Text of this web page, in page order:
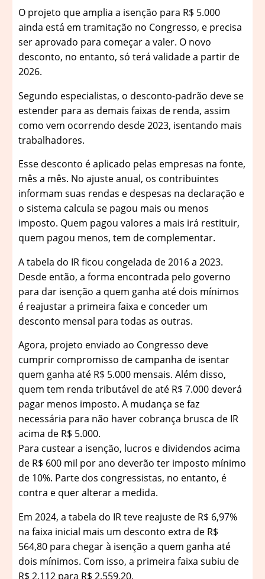
O projeto que amplia a isenção para R$ 5.000
ainda está em tramitação no Congresso, e precisa
ser aprovado para começar a valer. O novo
desconto, no entanto, só terá validade a partir de
2026.
Segundo especialistas, o desconto-padrão deve se
estender para as demais faixas de renda, assim
como vem ocorrendo desde 2023, isentando mais
trabalhadores.
Esse desconto é aplicado pelas empresas na fonte,
mês a mês. No ajuste anual, os contribuintes
informam suas rendas e despesas na declaração e
o sistema calcula se pagou mais ou menos
imposto. Quem pagou valores a mais irá restituir,
quem pagou menos, tem de complementar.
A tabela do IR ficou congelada de 2016 a 2023.
Desde então, a forma encontrada pelo governo
para dar isenção a quem ganha até dois mínimos
é reajustar a primeira faixa e conceder um
desconto mensal para todas as outras.
Agora, projeto enviado ao Congresso deve
cumprir compromisso de campanha de isentar
quem ganha até R$ 5.000 mensais. Além disso,
quem tem renda tributável de até R$ 7.000 deverá
pagar menos imposto. A mudança se faz
necessária para não haver cobrança brusca de IR
acima de R$ 5.000.
Para custear a isenção, lucros e dividendos acima
de R$ 600 mil por ano deverão ter imposto mínimo
de 10%. Parte dos congressistas, no entanto, é
contra e quer alterar a medida.
Em 2024, a tabela do IR teve reajuste de R$ 6,97%
na faixa inicial mais um desconto extra de R$
564,80 para chegar à isenção a quem ganha até
dois mínimos. Com isso, a primeira faixa subiu de
R$ 2.112 para R$ 2.559,20.